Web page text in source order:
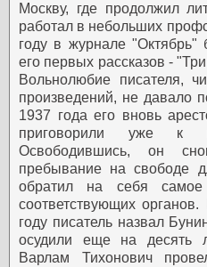
Москву, где продолжил
работал в небольших
году в журнале "Октябрь"
его первых рассказов -
Вольнолюбие писателя,
произведений, не давало
1937 года его вновь
приговорили уже к
Освободившись, он
пребывание на свободе
обратил на себя самое
соответствующих
году писатель назвал
осудили еще на десять
Варлам Тихонович